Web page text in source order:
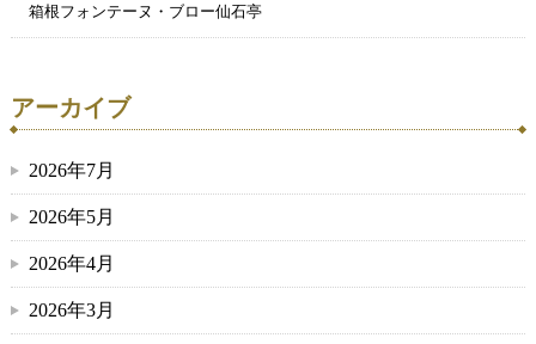
箱根フォンテーヌ・ブロー仙石亭
アーカイブ
2026年7月
2026年5月
2026年4月
2026年3月